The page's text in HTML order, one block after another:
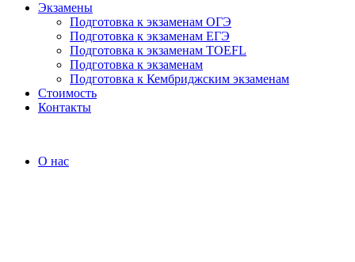
Экзамены
Подготовка к экзаменам ОГЭ
Подготовка к экзаменам ЕГЭ
Подготовка к экзаменам TOEFL
Подготовка к экзаменам
Подготовка к Кембриджским экзаменам
Стоимость
Контакты
О нас